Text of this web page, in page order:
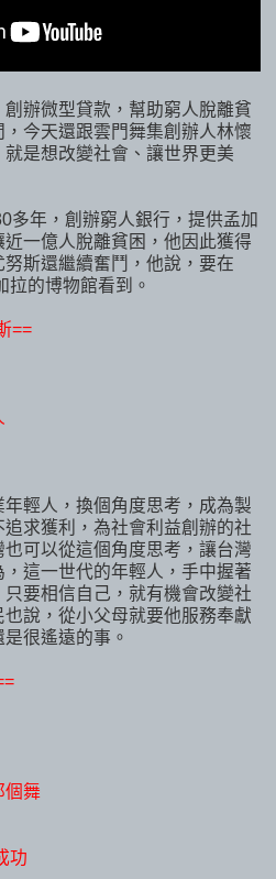
辦微型貸款，幫助窮人脫離貧
今天還跟雲門舞集創辦人林懷
是想改變社會、讓世界更美
多年，創辦窮人銀行，提供孟加
一億人脫離貧困，他因此獲得
斯還繼續奮鬥，他說，要在
拉的博物館看到。
==
輕人，換個角度思考，成為製
求獲利，為社會利益創辦的社
可以從這個角度思考，讓台灣
這一世代的年輕人，手中握著
要相信自己，就有機會改變社
說，從小父母就要他服務奉獻
很遙遠的事。
個舞
功